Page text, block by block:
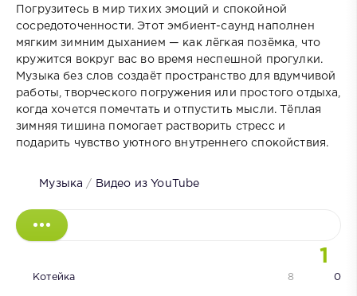
Погрузитесь в мир тихих эмоций и спокойной
сосредоточенности. Этот эмбиент-саунд наполнен
мягким зимним дыханием — как лёгкая позёмка, что
кружится вокруг вас во время неспешной прогулки.
Музыка без слов создаёт пространство для вдумчивой
работы, творческого погружения или простого отдыха,
когда хочется помечтать и отпустить мысли. Тёплая
зимняя тишина помогает растворить стресс и
подарить чувство уютного внутреннего спокойствия.
Музыка / Видео из YouTube
1
Котейка 0
8